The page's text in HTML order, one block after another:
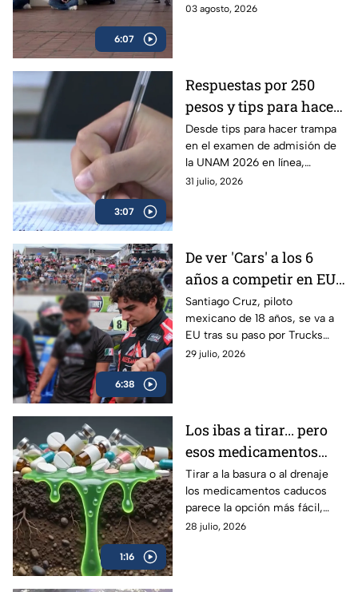
6:07
funcionará | VIDEO
surgieron muchas dudas
03 agosto, 2026
3:07
Respuestas por 250
pesos y tips para hacer
trampa en el examen
de admisión de la
UNAM 2026
Desde tips para hacer trampa
en el examen de admisión de
la UNAM 2026 en línea,
filtración de preguntas y hasta
31 julio, 2026
6:38
De ver 'Cars' a los 6
años a competir en EU:
Santiago Cruz, el piloto
de 18 años que va tras
la NASCAR
Santiago Cruz, piloto
mexicano de 18 años, se va a
EU tras su paso por Trucks
México Series para acercarse a
29 julio, 2026
1:16
Los ibas a tirar... pero
esos medicamentos
caducos pueden hacer
más daño del que
imaginas
Tirar a la basura o al drenaje
los medicamentos caducos
parece la opción más fácil,
pero hacerlo puede
28 julio, 2026